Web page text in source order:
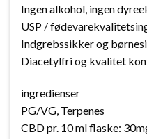
Ingen alkohol, ingen
USP /
Indgrebssikker og
Diacetylfri og kvalitet
ingredienser
PG/VG, Terpenes
CBD pr. 10 ml flaske: